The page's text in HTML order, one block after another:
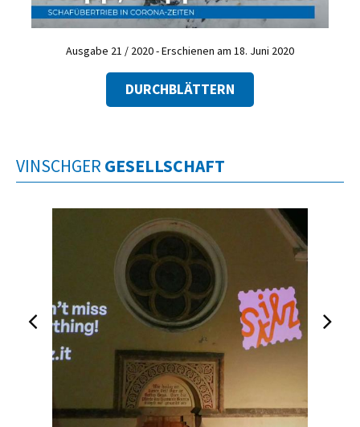
Ausgabe 21 / 2020 - Erschienen am 18. Juni 2020
DURCHBLÄTTERN
VINSCHGER GESELLSCHAFT